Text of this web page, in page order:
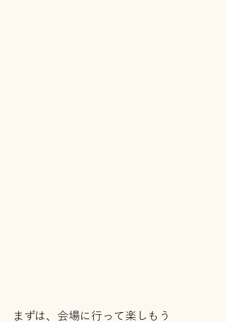
まずは、会場に行って楽しもう